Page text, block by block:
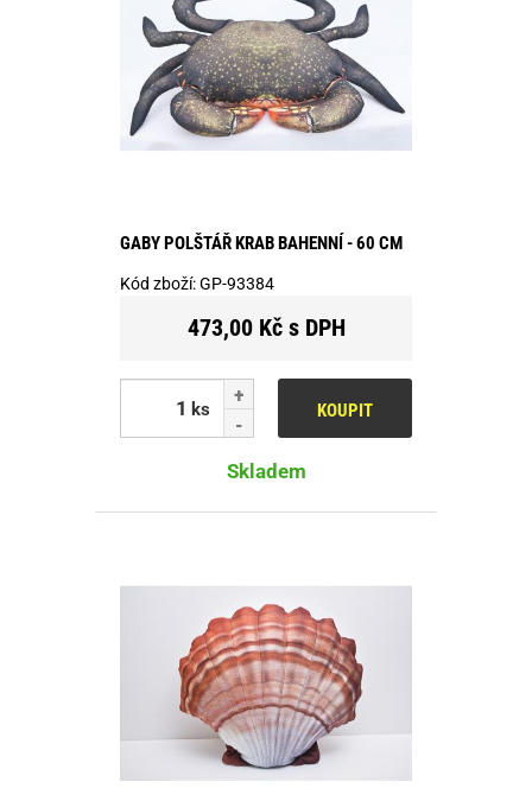
GABY POLŠTÁŘ KRAB BAHENNÍ - 60 CM
Kód zboží:GP-93384
473,00 Kč s DPH
ks KOUPIT
Skladem